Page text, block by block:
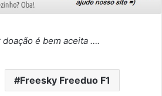
doação é bem aceita ….
Freesky Freeduo F1